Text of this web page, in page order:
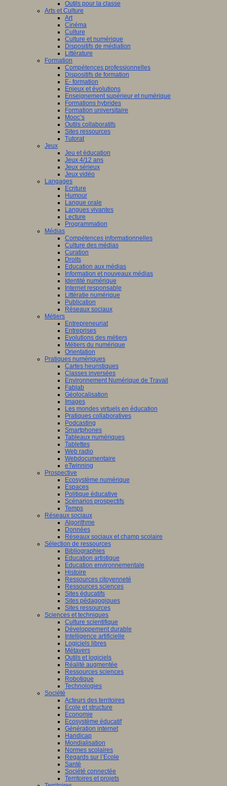
Outils pour la classe
Arts et Culture
Art
Cinéma
Culture
Culture et numérique
Dispositifs de médiation
Littérature
Formation
Compétences professionnelles
Dispositifs de formation
E- formation
Enjeux et évolutions
Enseignement supérieur et numérique
Formations hybrides
Formation universitaire
Mooc’s
Outils collaboratifs
Sites ressources
Tutorat
Jeux
Jeu et éducation
Jeux 4/12 ans
Jeux sérieux
Jeux vidéo
Langages
Ecriture
Humour
Langue orale
Langues vivantes
Lecture
Programmation
Médias
Compétences informationnelles
Culture des médias
Curation
Droits
Education aux médias
Information et nouveaux médias
Identité numérique
Internet responsable
Littératie numérique
Publication
Réseaux sociaux
Métiers
Entrepreneuriat
Entreprises
Evolutions des métiers
Métiers du numérique
Orientation
Pratiques numériques
Cartes heuristiques
Classes inversées
Environnement Numérique de Travail
Fablab
Géolocalisation
Images
Les mondes virtuels en éducation
Pratiques collaboratives
Podcasting
Smartphones
Tableaux numériques
Tablettes
Web radio
Webdocumentaire
eTwinning
Prospective
Ecosystème numérique
Espaces
Politique éducative
Scénarios prospectifs
Temps
Réseaux sociaux
Algorithme
Données
Réseaux sociaux et champ scolaire
Sélection de ressources
Bibliographies
Education artistique
Education environnementale
Histoire
Ressources citoyenneté
Ressources sciences
Sites éducatifs
Sites pédagogiques
Sites ressources
Sciences et techniques
Culture scientifique
Développement durable
Intelligence artificielle
Logiciels libres
Métavers
Outils et logiciels
Réalité augmentée
Ressources sciences
Robotique
Technologies
Société
Acteurs des territoires
Ecole et structure
Economie
Ecosystème éducatif
Génération internet
Handicap
Mondialisation
Normes scolaires
Regards sur l’Ecole
Santé
Société connectée
Territoires et projets